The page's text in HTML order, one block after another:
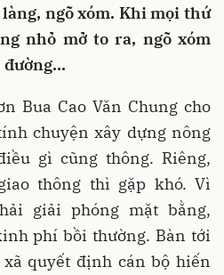
ngõ xóm. Khi mọi thứ
nhỏ mở to ra, ngõ xóm
đường…
Bua Cao Văn Chung cho
chuyện xây dựng nông
gì cũng thông. Riêng,
thông thì gặp khó. Vì
giải phóng mặt bằng,
phí bồi thường. Bàn tới
quyết định cán bộ hiến